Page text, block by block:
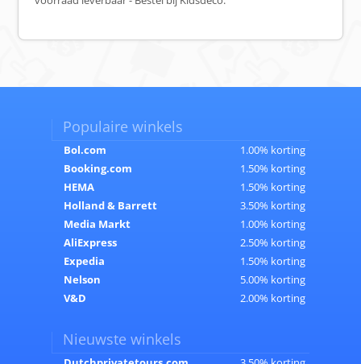
Populaire winkels
Bol.com
1.00% korting
Booking.com
1.50% korting
HEMA
1.50% korting
Holland & Barrett
3.50% korting
Media Markt
1.00% korting
AliExpress
2.50% korting
Expedia
1.50% korting
Nelson
5.00% korting
V&D
2.00% korting
Nieuwste winkels